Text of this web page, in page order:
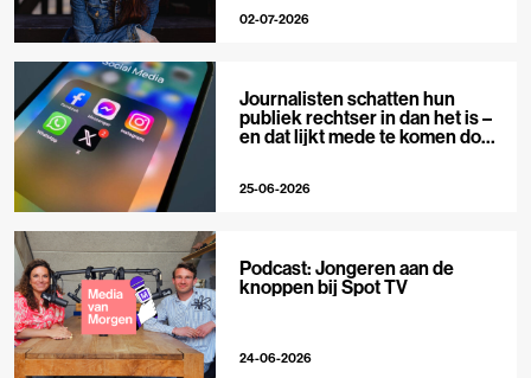
02-07-2026
Journalisten schatten hun
publiek rechtser in dan het is –
en dat lijkt mede te komen door
25-06-2026
Podcast: Jongeren aan de
knoppen bij Spot TV
24-06-2026